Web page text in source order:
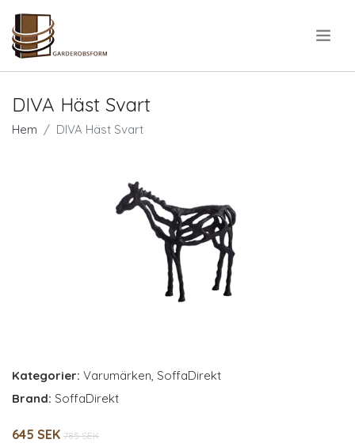
DIVA Häst Svart
Hem DIVA Häst Svart
Kategorier: Varumärken, SoffaDirekt
Brand: SoffaDirekt
645 SEK 785 SEK